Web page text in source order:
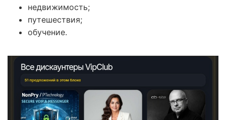
недвижимость;
путешествия;
обучение.